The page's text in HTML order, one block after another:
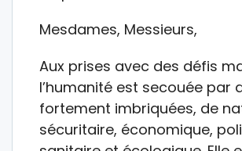
Mesdames, Messieurs,
Aux prises avec des défis
l’humanité est secouée par
fortement imbriquées, de
sécuritaire, économique,